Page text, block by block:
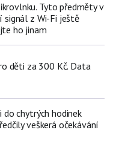
Tyto předměty v
z Wi-Fi ještě
ho jinam
děti za 300 Kč. Data
do chytrých hodinek
veškerá očekávání